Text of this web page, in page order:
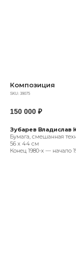
Композиция
SKU: 39075
150 000 ₽
Зубарев Владислав
Бумага, смешанная
56 х 44 см
Конец 1980-х — начало